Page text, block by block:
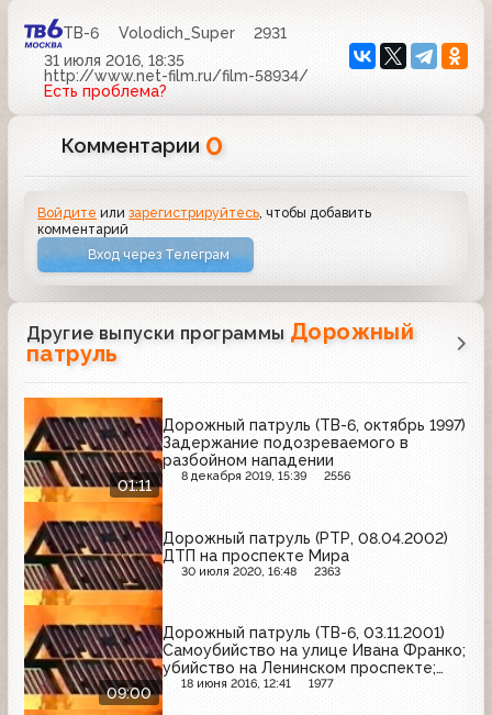
ТВ-6 Volodich_Super
2931
31 июля 2016, 18:35
http://www.net-film.ru/film-58934/
Есть проблема?
Комментарии 0
Войдите илизарегистрируйтесь , чтобы добавить
комментарий
Вход через Телеграм
Другие выпуски программы Дорожный
патруль
01:11
Дорожный патруль (ТВ-6, октябрь 1997)
Задержание подозреваемого в
разбойном нападении
8 декабря 2019, 15:39 2556
Дорожный патруль (РТР, 08.04.2002)
ДТП на проспекте Мира
30 июля 2020, 16:48 2363
09:00
Дорожный патруль (ТВ-6, 03.11.2001)
Самоубийство на улице Ивана Франко;
убийство на Ленинском проспекте;
убийство на Звёздном бульваре
18 июня 2016, 12:41 1977